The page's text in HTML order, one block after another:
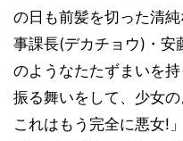
の日も前髪を切った清
事課長(デカチョウ)・安
のようなたたずまいを
振る舞いをして、少女の
これはもう完全に悪女!